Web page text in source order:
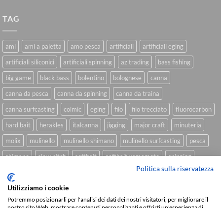
TAG
ami ami a paletta amo pesca artificiali
artificiali eging
artificiali siliconici
artificiali spinning az trading
bass fishing
big game
black bass bolentino bolognese
canna
canna da pesca
canna da spinning
canna da traina
canna surfcasting
colmic eging filo filo trecciato
fluorocarbon
hard bait
herakles italcanna jigging major craft
minuteria
molix
mulinello mulinello shimano mulinello surfcasting
pesca
shimano
slow pitch softbait softbait yamamoto
spinning
spinning inshore
trecciato trolling tubertini
Politica sulla riservatezza
Utilizziamo i cookie
Potremmo posizionarli per l'analisi dei dati dei nostri visitatori, per migliorare il